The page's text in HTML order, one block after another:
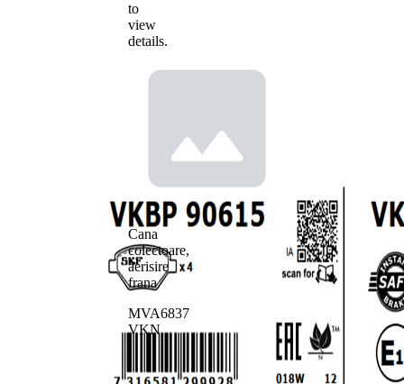
to
view
details.
Cana
colectoare,
aerisire
frana
MVA6837
VKN